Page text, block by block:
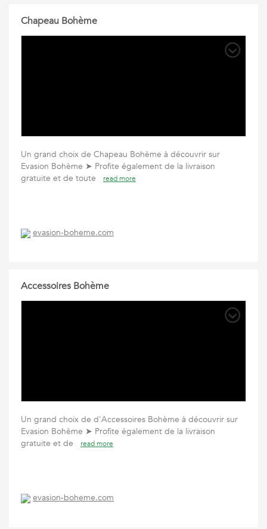
Chapeau Bohème
Un grand choix de Chapeau Bohème à découvrir sur
Evasion Bohème ➤ Profite également de la livraison
gratuite et de toute
read more
evasion-boheme.com
Accessoires Bohème
Un grand choix de d'Accessoires Bohème à découvrir sur
Evasion Bohème ➤ Profite également de la livraison
gratuite et de
read more
evasion-boheme.com